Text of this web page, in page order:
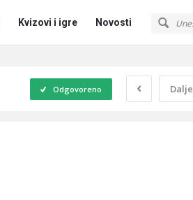
Kvizovi i igre Novosti
Dalje
Odgovoreno